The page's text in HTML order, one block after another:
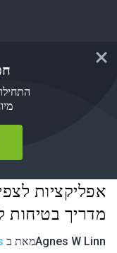
אפליקציות
מדריך בטיחות
Agnes W Linnמאת ב